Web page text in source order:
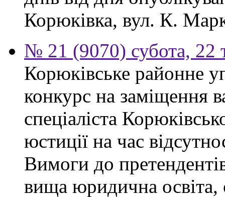
Корюківка, вул. К.
№ 21 (9070) субота, 22
Корюківське районне
конкурс на заміщення
спеціаліста
юстиції на час
Вимоги до
вища юридична освіта,